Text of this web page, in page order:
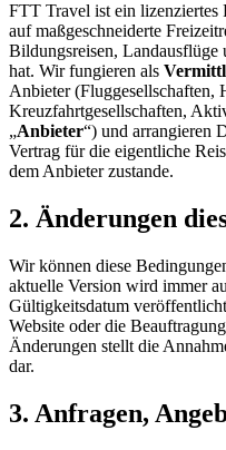
FTT Travel ist ein lizenziertes
auf maßgeschneiderte
Bildungsreisen, Landausflüge
hat. Wir fungieren als
Anbieter (Fluggesellschaften,
Kreuzfahrtgesellschaften,
„Anbieter“) und arrangieren
Vertrag für die eigentliche
dem Anbieter zustande.
2. Änderungen
Wir können diese
aktuelle Version wird immer
Gültigkeitsdatum
Website oder die
Änderungen stellt die
dar.
3. Anfragen,